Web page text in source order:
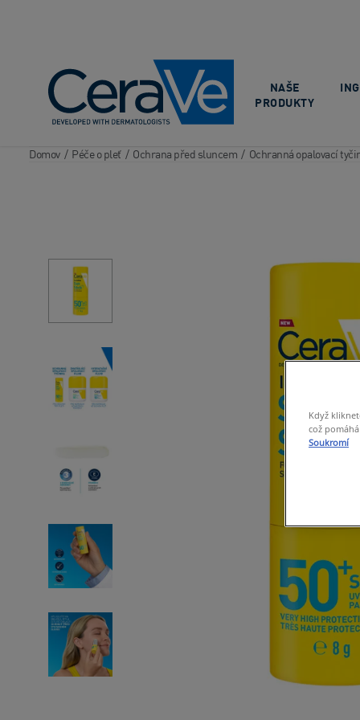
NAŠE
PRODUKTY
Domov / Péče o pleť / Ochrana před sluncem / Ochranná opalovací
Když
což
Soukromí